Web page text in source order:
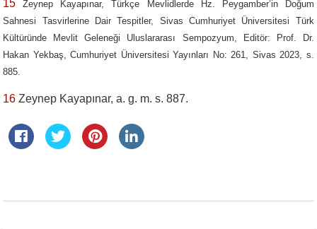
15 Zeynep Kayapınar, Türkçe Mevlidlerde Hz. Peygamber’in Doğum
Sahnesi Tasvirlerine Dair Tespitler, Sivas Cumhuriyet Üniversitesi Türk
Kültüründe Mevlit Geleneği Uluslararası Sempozyum, Editör: Prof. Dr.
Hakan Yekbaş, Cumhuriyet Üniversitesi Yayınları No: 261, Sivas 2023, s.
885.
16 Zeynep Kayapınar, a. g. m. s. 887.